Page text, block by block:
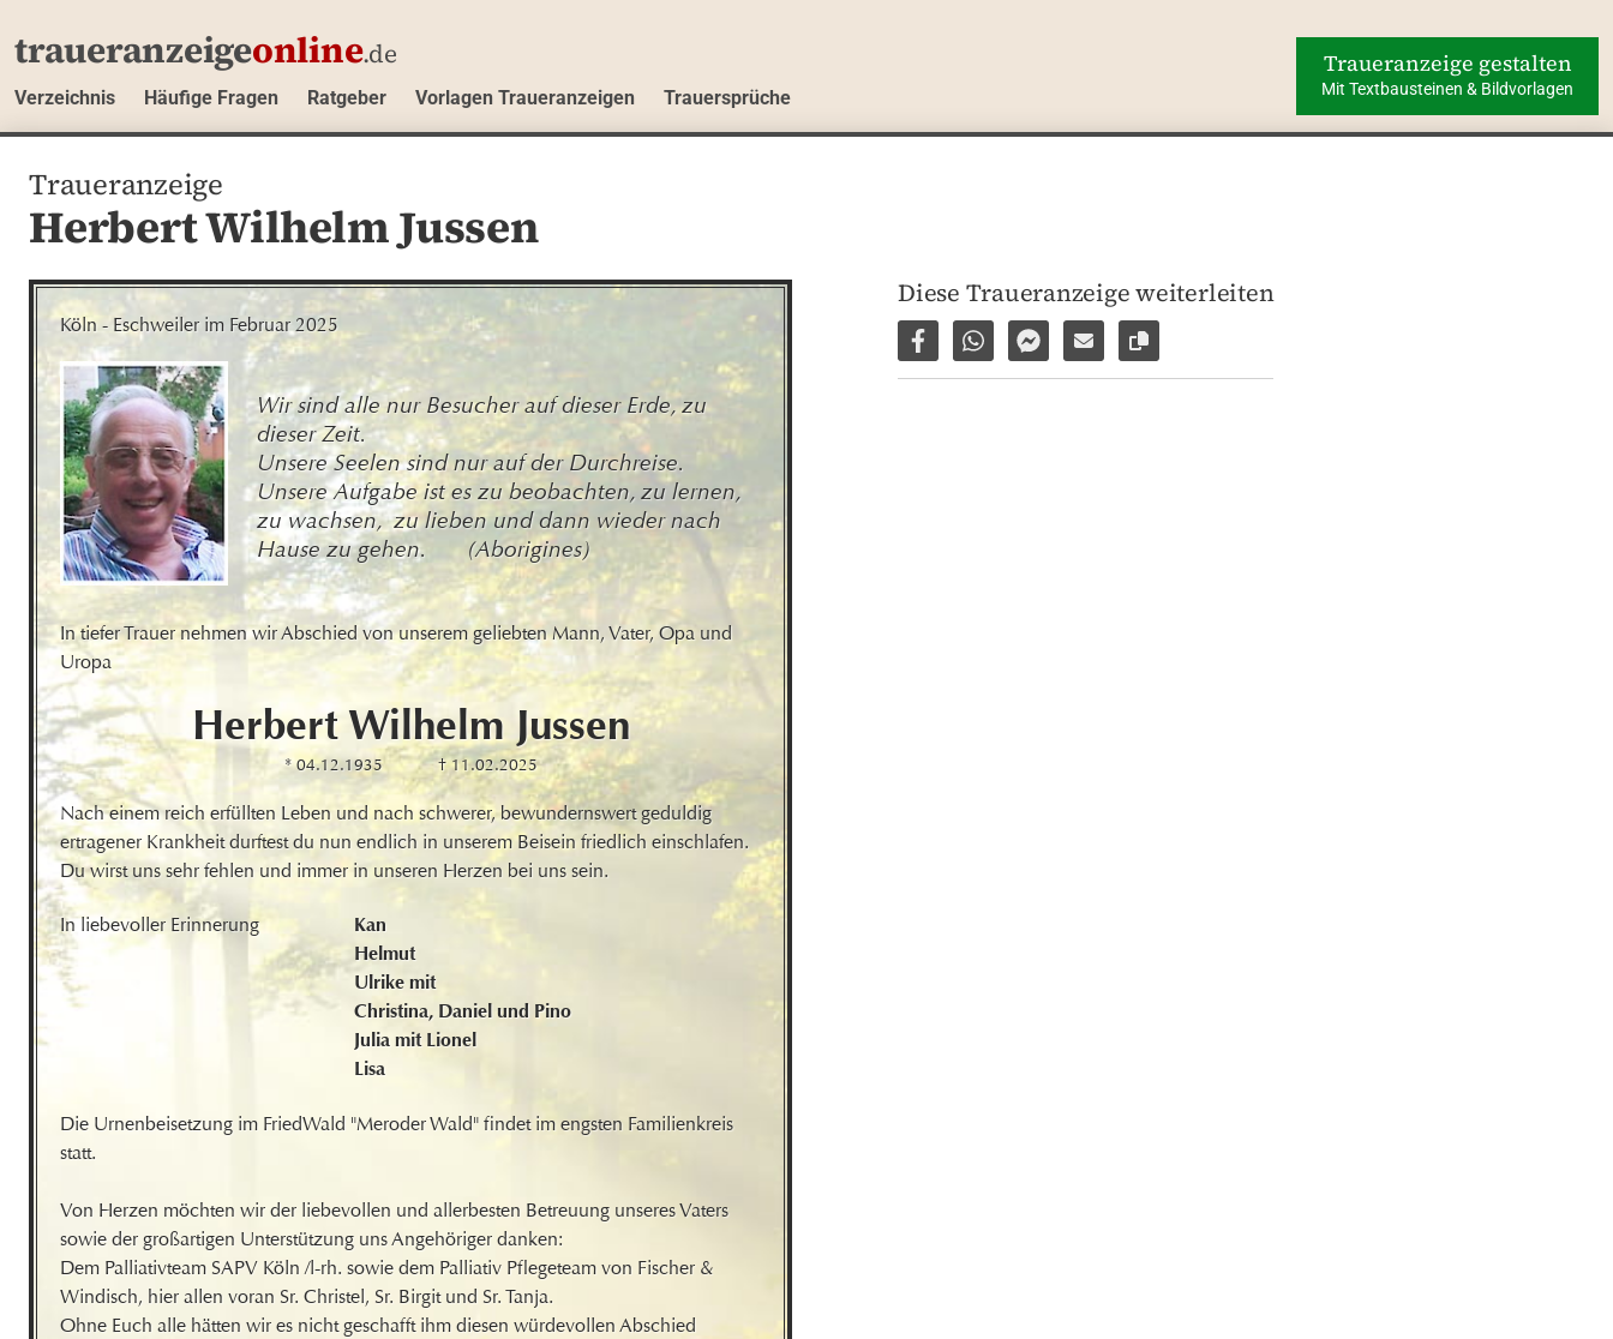
traueranzeigeonline.de
Verzeichnis Häufige Fragen Ratgeber Vorlagen Traueranzeigen Trauersprüche
Traueranzeige gestalten
Mit Textbausteinen & Bildvorlagen
Traueranzeige
Herbert Wilhelm Jussen
Köln - Eschweiler im Februar 2025
Wir sind alle nur Besucher auf dieser Erde, zu
dieser Zeit.
Unsere Seelen sind nur auf der Durchreise.
Unsere Aufgabe ist es zu beobachten, zu lernen,
zu wachsen,  zu lieben und dann wieder nach
Hause zu gehen.       (Aborigines)
In tiefer Trauer nehmen wir Abschied von unserem geliebten Mann, Vater, Opa und
Uropa
Herbert Wilhelm Jussen
* 04.12.1935 † 11.02.2025
Nach einem reich erfüllten Leben und nach schwerer, bewundernswert geduldig
ertragener Krankheit durftest du nun endlich in unserem Beisein friedlich einschlafen.
Du wirst uns sehr fehlen und immer in unseren Herzen bei uns sein.
In liebevoller Erinnerung
Kan
Helmut
Ulrike mit
Christina, Daniel und Pino
Julia mit Lionel
Lisa
Die Urnenbeisetzung im FriedWald "Meroder Wald" findet im engsten Familienkreis
statt.
Von Herzen möchten wir der liebevollen und allerbesten Betreuung unseres Vaters
sowie der großartigen Unterstützung uns Angehöriger danken:
Dem Palliativteam SAPV Köln /l-rh. sowie dem Palliativ Pflegeteam von Fischer &
Windisch, hier allen voran Sr. Christel, Sr. Birgit und Sr. Tanja.
Ohne Euch alle hätten wir es nicht geschafft ihm diesen würdevollen Abschied
Diese Traueranzeige weiterleiten
Auf Facebook teilen
Per WhatsApp weiterleiten
Per Facebook Messenger weiterleiten
Per E-Mail versenden
Link zur Seite kopieren